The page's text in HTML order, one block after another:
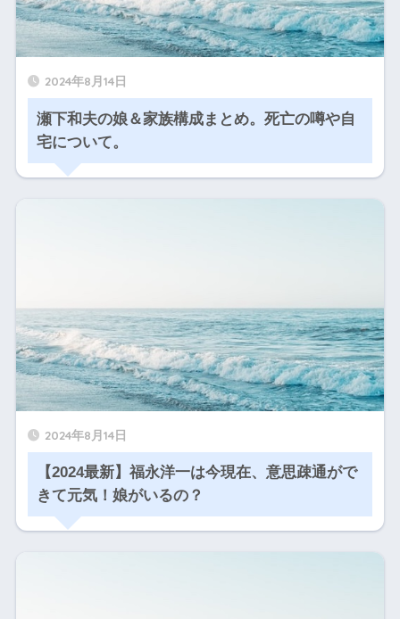
2024年8月14日
瀬下和夫の娘＆家族構成まとめ。死亡の噂や自
宅について。
2024年8月14日
【2024最新】福永洋一は今現在、意思疎通がで
きて元気！娘がいるの？